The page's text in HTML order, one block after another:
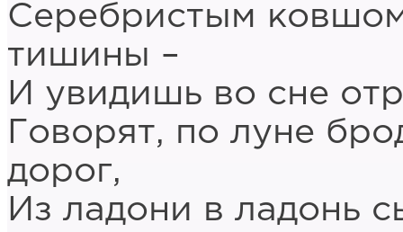
Серебристым
тишины –
И увидишь во сне
Говорят, по луне
дорог,
Из ладони в ладонь